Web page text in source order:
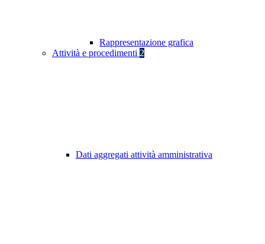
Rappresentazione grafica
Attività e procedimenti 2
Dati aggregati attività amministrativa